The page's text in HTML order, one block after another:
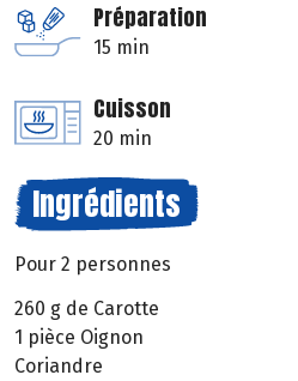
Préparation
15 min
Cuisson
20 min
Ingrédients
Pour 2 personnes
260 g de Carotte
1 pièce Oignon
Coriandre